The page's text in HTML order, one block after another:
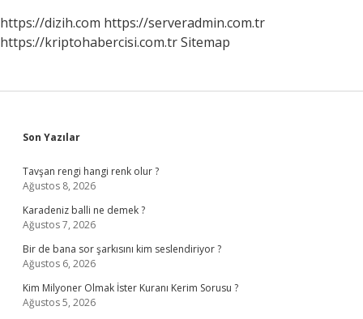
https://dizih.com https://serveradmin.com.tr
https://kriptohabercisi.com.trSitemap
Sidebar
Son Yazılar
Tavşan rengi hangi renk olur ?
Ağustos 8, 2026
Karadeniz balli ne demek ?
Ağustos 7, 2026
Bir de bana sor şarkısını kim seslendiriyor ?
Ağustos 6, 2026
Kim Milyoner Olmak İster Kuranı Kerim Sorusu ?
Ağustos 5, 2026